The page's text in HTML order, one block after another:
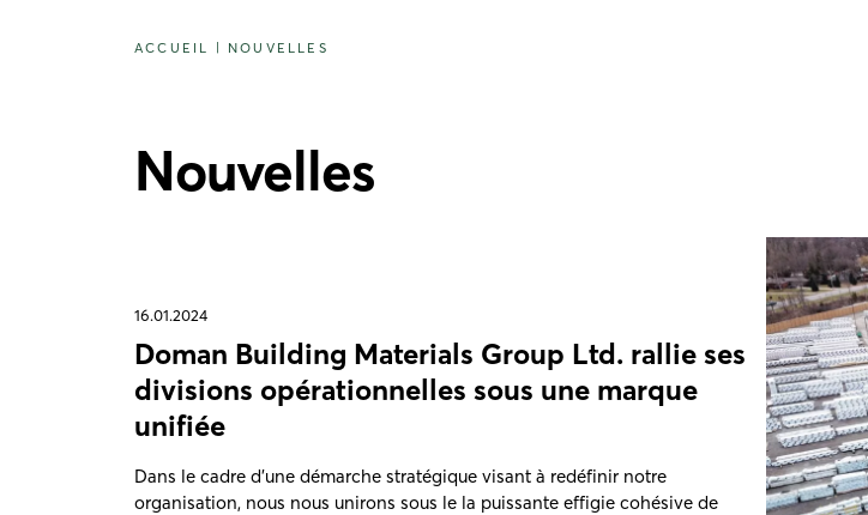
ACCUEIL NOUVELLES
Nouvelles
16.01.2024
Doman Building Materials Group Ltd. rallie ses
divisions opérationnelles sous une marque
unifiée
Dans le cadre d’une démarche stratégique visant à redéfinir notre
organisation, nous nous unirons sous le la puissante effigie cohésive de